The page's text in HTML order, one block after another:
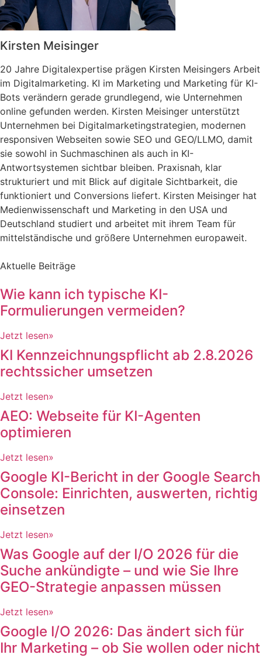
Kirsten Meisinger
20 Jahre Digitalexpertise prägen Kirsten Meisingers Arbeit
im Digitalmarketing. KI im Marketing und Marketing für KI-
Bots verändern gerade grundlegend, wie Unternehmen
online gefunden werden. Kirsten Meisinger unterstützt
Unternehmen bei Digitalmarketingstrategien, modernen
responsiven Webseiten sowie SEO und GEO/LLMO, damit
sie sowohl in Suchmaschinen als auch in KI-
Antwortsystemen sichtbar bleiben. Praxisnah, klar
strukturiert und mit Blick auf digitale Sichtbarkeit, die
funktioniert und Conversions liefert. Kirsten Meisinger hat
Medienwissenschaft und Marketing in den USA und
Deutschland studiert und arbeitet mit ihrem Team für
mittelständische und größere Unternehmen europaweit.
Aktuelle Beiträge
Wie kann ich typische KI-
Formulierungen vermeiden?
Jetzt lesen»
KI Kennzeichnungspflicht ab 2.8.2026
rechtssicher umsetzen
Jetzt lesen»
AEO: Webseite für KI-Agenten
optimieren
Jetzt lesen»
Google KI-Bericht in der Google Search
Console: Einrichten, auswerten, richtig
einsetzen
Jetzt lesen»
Was Google auf der I/O 2026 für die
Suche ankündigte – und wie Sie Ihre
GEO-Strategie anpassen müssen​
Jetzt lesen»
Google I/O 2026: Das ändert sich für
Ihr Marketing – ob Sie wollen oder nicht